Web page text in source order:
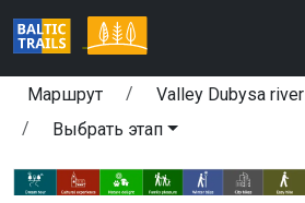
Маршрут
Valley Dubysa river
Выбрать этап